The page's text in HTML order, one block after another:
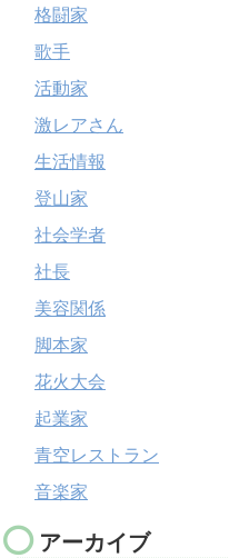
格闘家
歌手
活動家
激レアさん
生活情報
登山家
社会学者
社長
美容関係
脚本家
花火大会
起業家
青空レストラン
音楽家
アーカイブ